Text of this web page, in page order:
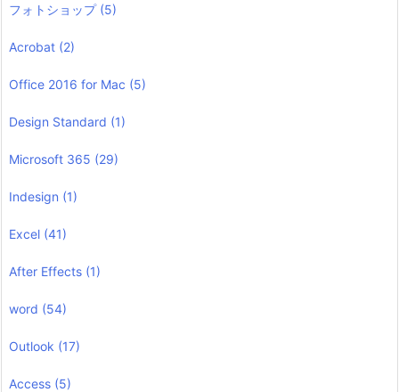
フォトショップ (5)
Acrobat (2)
Office 2016 for Mac (5)
Design Standard (1)
Microsoft 365 (29)
Indesign (1)
Excel (41)
After Effects (1)
word (54)
Outlook (17)
Access (5)